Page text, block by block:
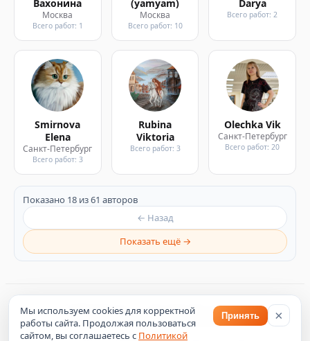
Вахонина
Москва
Всего работ: 1
(yamyam)
Москва
Всего работ: 10
Darya
Всего работ: 2
Smirnova
Elena
Санкт-Петербург
Всего работ: 3
Rubina
Viktoria
Всего работ: 3
Olechka Vik
Санкт-Петербург
Всего работ: 20
Показано 18 из 61 авторов
← Назад
Показать ещё →
©2026 Artsroom — пространство искусства
Политика конфиденциальности
Оферта
Мы используем cookies для корректной
работы сайта. Продолжая пользоваться
сайтом, вы соглашаетесь с Политикой
Принять ×